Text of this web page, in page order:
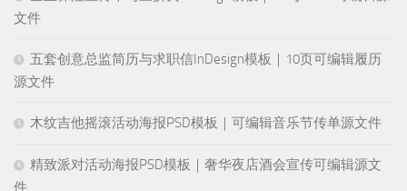
文件
五套创意总监简历与求职信InDesign模板｜10页可编辑履历
源文件
木纹吉他摇滚活动海报PSD模板｜可编辑音乐节传单源文件
精致派对活动海报PSD模板｜奢华夜店酒会宣传可编辑源文
件